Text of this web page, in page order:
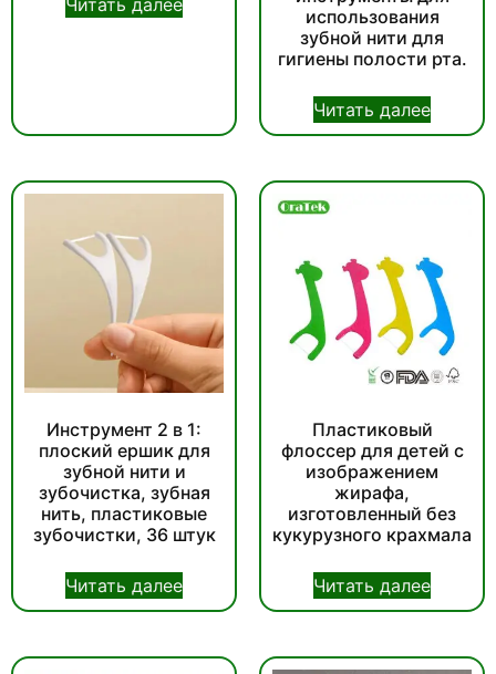
Читать далее
использования
зубной нити для
гигиены полости рта.
Читать далее
Инструмент 2 в 1:
плоский ершик для
зубной нити и
зубочистка, зубная
нить, пластиковые
зубочистки, 36 штук
Читать далее
Пластиковый
флоссер для детей с
изображением
жирафа,
изготовленный без
кукурузного крахмала
Читать далее